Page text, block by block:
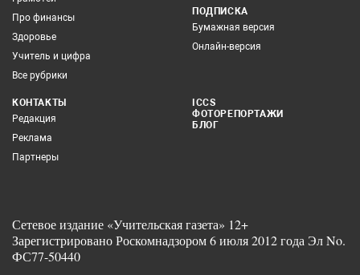
Про финансы
Здоровье
Учитель и цифра
Все рубрики
ПОДПИСКА
Бумажная версия
Онлайн-версия
КОНТАКТЫ
Редакция
Реклама
Партнеры
ICCS
ФОТОРЕПОРТАЖИ
БЛОГ
Сетевое издание «Учительская газета» 12+
Зарегистрировано Роскомнадзором 6 июля 2012 года Эл No.
ФС77-50440